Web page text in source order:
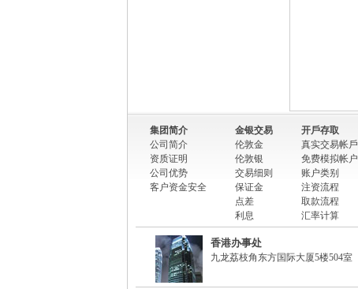
集团简介
公司简介
资质证明
公司优势
客户资金安全
金银交易
伦敦金
伦敦银
交易细则
保证金
点差
利息
开戶存取
真实交易帐戶
免费模拟帐户
账户类别
注资流程
取款流程
汇率计算
香港办事处
九龙荔枝角东方国际大厦5楼504室